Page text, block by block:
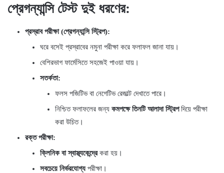
প্রেগন্যান্সি টেস্ট দুই ধরণের:
প্রস্রাব পরীক্ষা (প্রেগন্যান্সি স্ট্রিপ):
ঘরে বসেই প্রস্রাবের নমুনা পরীক্ষা করে ফলাফল জানা যায়।
বেশিরভাগ ফার্মেসিতে সহজেই পাওয়া যায়।
সতর্কতা:
ফলস পজিটিভ বা নেগেটিভ রেজাল্ট দেখাতে পারে।
নিশ্চিত ফলাফলের জন্য কমপক্ষে তিনটি আলাদা স্ট্রিপদিয়ে পরীক্ষা
করা উচিত।
রক্ত পরীক্ষা:
ক্লিনিক বা স্বাস্থ্যকেন্দ্রেকরা হয়।
সবচেয়ে নির্ভরযোগ্যপরীক্ষা।